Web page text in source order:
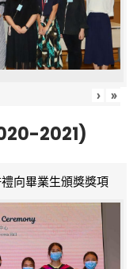
› »
2021)
向畢業生頒獎獎項